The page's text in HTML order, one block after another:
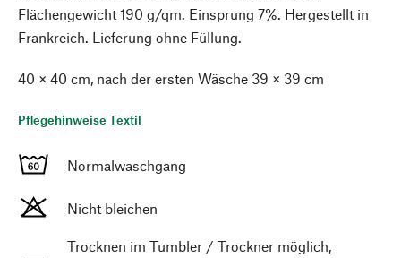
Flächengewicht 190 g/qm. Einsprung 7%. Hergestellt in
Frankreich. Lieferung ohne Füllung.
40 × 40 cm, nach der ersten Wäsche 39 × 39 cm
Pflegehinweise Textil
Normalwaschgang
Nicht bleichen
Trocknen im Tumbler / Trockner möglich,